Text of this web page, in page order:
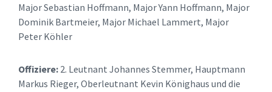
Major Sebastian Hoffmann, Major Yann Hoffmann, Major
Dominik Bartmeier, Major Michael Lammert, Major
Peter Köhler
Offiziere: 2. Leutnant Johannes Stemmer, Hauptmann
Markus Rieger, Oberleutnant Kevin Könighaus und die